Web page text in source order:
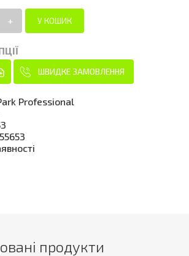
+
ШВИДКЕ ЗАМОВЛЕННЯ
Professional
продукти